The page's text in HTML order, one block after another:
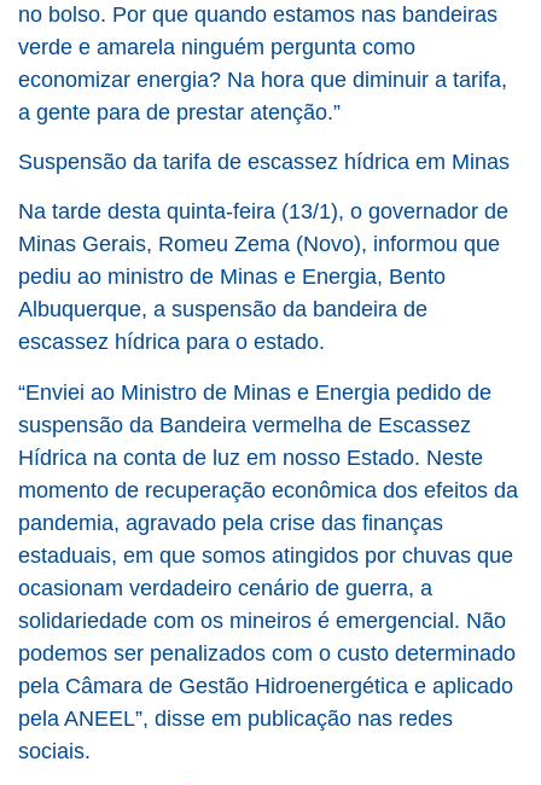
no bolso. Por que quando estamos nas bandeiras
verde e amarela ninguém pergunta como
economizar energia? Na hora que diminuir a tarifa,
a gente para de prestar atenção.”
Suspensão da tarifa de escassez hídrica em Minas
Na tarde desta quinta-feira (13/1), o governador de
Minas Gerais, Romeu Zema (Novo), informou que
pediu ao ministro de Minas e Energia, Bento
Albuquerque, a suspensão da bandeira de
escassez hídrica para o estado.
“Enviei ao Ministro de Minas e Energia pedido de
suspensão da Bandeira vermelha de Escassez
Hídrica na conta de luz em nosso Estado. Neste
momento de recuperação econômica dos efeitos da
pandemia, agravado pela crise das finanças
estaduais, em que somos atingidos por chuvas que
ocasionam verdadeiro cenário de guerra, a
solidariedade com os mineiros é emergencial. Não
podemos ser penalizados com o custo determinado
pela Câmara de Gestão Hidroenergética e aplicado
pela ANEEL”, disse em publicação nas redes
sociais.